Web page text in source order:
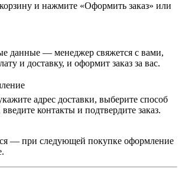
и нажмите «Оформить заказ» или
данные — менеджер свяжется с вами,
и доставку, и оформит заказ за вас.
адрес доставки, выберите способ
контакты и подтвердите заказ.
— при следующей покупке оформление